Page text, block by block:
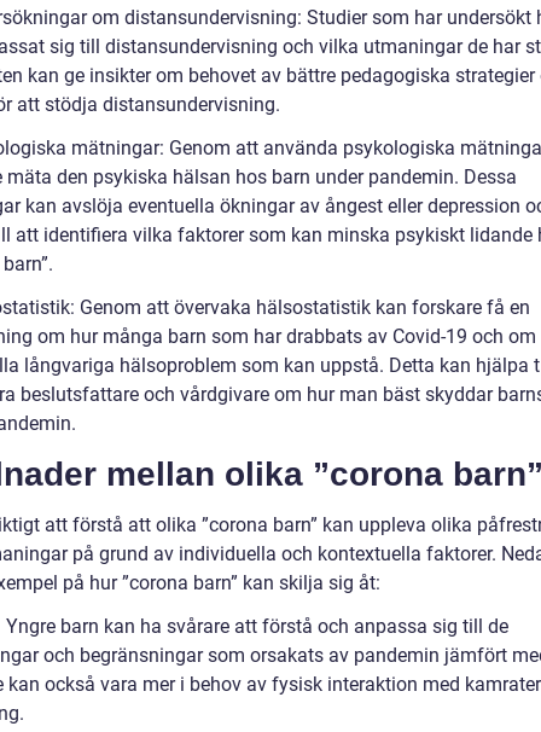
om distansundervisning: Studier som har undersökt
sig till distansundervisning och vilka utmaningar de har
kan ge insikter om behovet av bättre pedagogiska strategier
att stödja distansundervisning.
mätningar: Genom att använda psykologiska
mäta den psykiska hälsan hos barn under pandemin. Dessa
kan avslöja eventuella ökningar av ångest eller depression
att identifiera vilka faktorer som kan minska psykiskt lidande
Genom att övervaka hälsostatistik kan forskare få en
om hur många barn som har drabbats av Covid-19 och om
långvariga hälsoproblem som kan uppstå. Detta kan hjälpa
beslutsfattare och vårdgivare om hur man bäst skyddar
mellan olika ”corona
att förstå att olika ”corona barn” kan uppleva olika
på grund av individuella och kontextuella faktorer.
på hur ”corona barn” kan skilja sig åt:
Yngre barn kan ha svårare att förstå och anpassa sig till de
och begränsningar som orsakats av pandemin jämfört
kan också vara mer i behov av fysisk interaktion med